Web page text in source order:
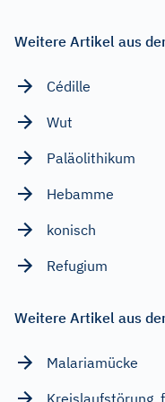
Weitere Artikel aus
Cédille
Wut
Paläolithikum
Hebamme
konisch
Refugium
Weitere Artikel aus
Malariamücke